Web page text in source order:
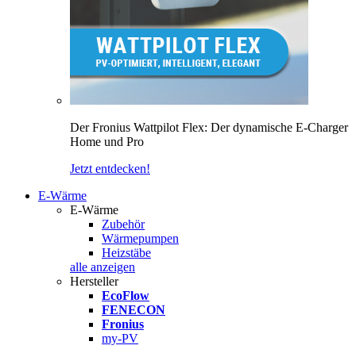
Der Fronius Wattpilot Flex: Der dynamische E-Charger
Home und Pro
Jetzt entdecken!
E-Wärme
E-Wärme
Zubehör
Wärmepumpen
Heizstäbe
alle anzeigen
Hersteller
EcoFlow
FENECON
Fronius
my-PV